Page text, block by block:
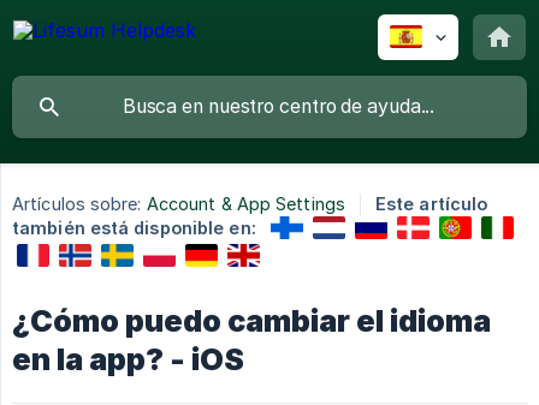
Artículos sobre: Account & App Settings
Este artículo
también está disponible en:
¿Cómo puedo cambiar el idioma
en la app? - iOS